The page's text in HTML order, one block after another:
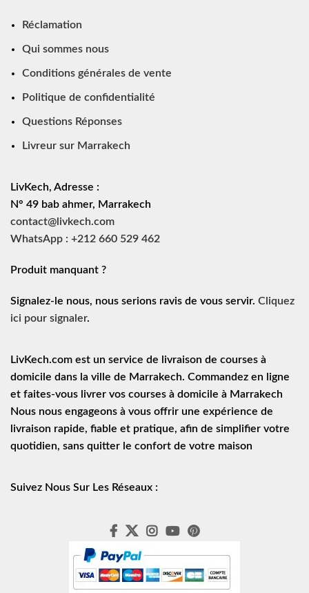
Réclamation
Qui sommes nous
Conditions générales de vente
Politique de confidentialité
Questions Réponses
Livreur sur Marrakech
LivKech, Adresse :
N° 49 bab ahmer, Marrakech
contact@livkech.com
WhatsApp : +212 660 529 462
Produit manquant ?
Signalez-le nous, nous serions ravis de vous servir. Cliquez
ici pour signaler.
LivKech.com est un service de
livraison de courses à
domicile dans la ville de Marrakech. Commandez en ligne
et faites-vous livrer vos courses à domicile à Marrakech
Nous nous engageons à vous offrir une expérience de
livraison rapide, fiable et pratique, afin de simplifier votre
quotidien, sans quitter le confort de votre maison
Suivez Nous Sur Les Réseaux :